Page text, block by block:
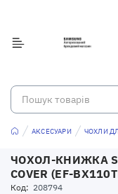
АКСЕСУАРИ ЧОХЛИ
ЧОХОЛ-КНИЖКА
COVER (EF-
Код: 208794